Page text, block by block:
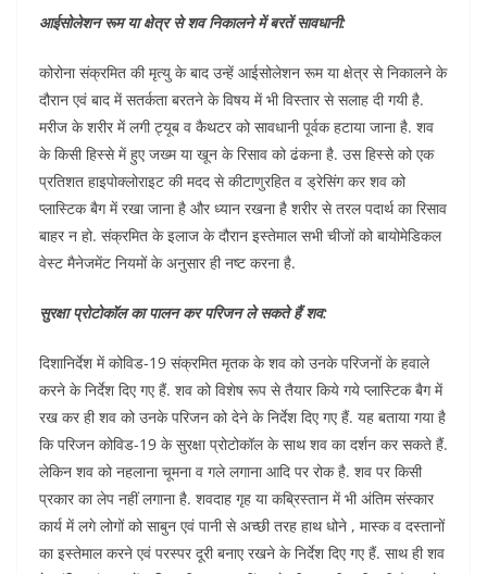
आईसोलेशन रूम या क्षेत्र से शव निकालने में बरतें सावधानी:
कोरोना संक्रमित की मृत्यु के बाद उन्हें आईसोलेशन रूम या क्षेत्र से निकालने के
दौरान एवं बाद में सतर्कता बरतने के विषय में भी विस्तार से सलाह दी गयी है.
मरीज के शरीर में लगी ट्यूब व कैथटर को सावधानी पूर्वक हटाया जाना है. शव
के किसी हिस्से में हुए जख्म या खून के रिसाव को ढंकना है. उस हिस्से को एक
प्रतिशत हाइपोक्लोराइट की मदद से कीटाणुरहित व ड्रेसिंग कर शव को
प्लास्टिक बैग में रखा जाना है और ध्यान रखना है शरीर से तरल पदार्थ का रिसाव
बाहर न हो. संक्रमित के इलाज के दौरान इस्तेमाल सभी चीजों को बायोमेडिकल
वेस्ट मैनेजमेंट नियमों के अनुसार ही नष्ट करना है.
सुरक्षा प्रोटोकॉल का पालन कर परिजन ले सकते हैं शव:
दिशानिर्देश में कोविड-19 संक्रमित मृतक के शव को उनके परिजनों के हवाले
करने के निर्देश दिए गए हैं. शव को विशेष रूप से तैयार किये गये प्लास्टिक बैग में
रख कर ही शव को उनके परिजन को देने के निर्देश दिए गए हैं. यह बताया गया है
कि परिजन कोविड-19 के सुरक्षा प्रोटोकॉल के साथ शव का दर्शन कर सकते हैं.
लेकिन शव को नहलाना चूमना व गले लगाना आदि पर रोक है. शव पर किसी
प्रकार का लेप नहीं लगाना है. शवदाह गृह या कब्रिस्तान में भी अंतिम संस्कार
कार्य में लगे लोगों को साबुन एवं पानी से अच्छी तरह हाथ धोने , मास्क व दस्तानों
का इस्तेमाल करने एवं परस्पर दूरी बनाए रखने के निर्देश दिए गए हैं. साथ ही शव